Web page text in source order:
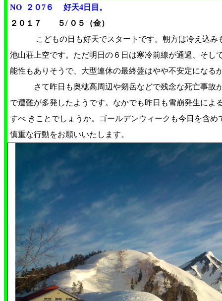
NO ２０7６ 好天4日目 。
２０１７ ５/ ０５（金）
こどもの日も好天でスタートです。朝方は冷え込み
池山荘上空です。ただ明日の６日は寒冷前線が通過、そし
能性もありそうで、大型連休の最終盤はやや不安定になる
さて昨日も奥穂高周辺や剱岳などで残念な死亡事故が
で遭難が多発したようです。なかでも昨日も雪崩発生によ
すべ きことでしょうか。ゴールデンウィークも今日を含
慎重な行動をお願いいたします。